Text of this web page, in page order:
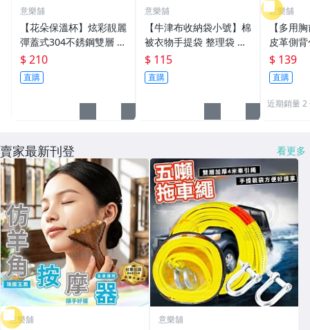
意樂舖
【花朵保溫杯】炫彩靚麗
彈蓋式304不銹鋼雙層 真
空保溫壺 不鏽鋼保溫瓶
☆意樂舖☆
$ 210
直購
意樂舖
【牛津布收納袋小號】棉
被衣物手提袋 整理袋 搬
家袋 購物袋 批貨袋 托運
袋 防潑水旅行袋 行李袋
☆意樂舖☆
$ 115
直購
意樂舖
【多用
皮革側
SB充電
水胸包
意樂舖☆
$ 139
直購
近期銷量 2
賣家最新刊登 看更多
意樂舖 意樂舖